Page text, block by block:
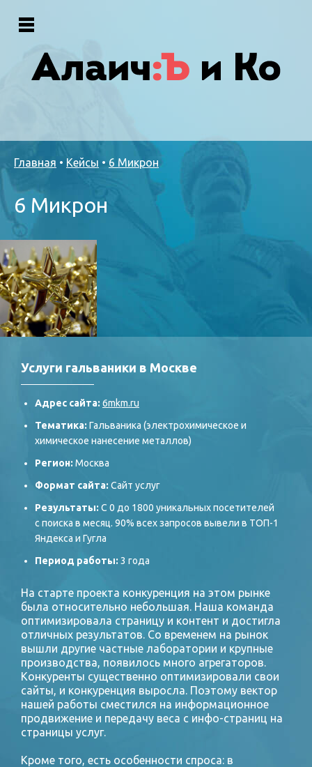
Главная • Кейсы • 6 Микрон
6 Микрон
Услуги гальваники в Москве
Адрес сайта: 6mkm.ru
Тематика: Гальваника (электрохимическое и
химическое нанесение металлов)
Регион: Москва
Формат сайта: Сайт услуг
Результаты: С 0 до 1800 уникальных посетителей
с поиска в месяц. 90% всех запросов вывели в ТОП-1
Яндекса и Гугла
Период работы: 3 года
На старте проекта конкуренция на этом рынке
была относительно небольшая. Наша команда
оптимизировала страницу и контент и достигла
отличных результатов. Со временем на рынок
вышли другие частные лаборатории и крупные
производства, появилось много агрегаторов.
Конкуренты существенно оптимизировали свои
сайты, и конкуренция выросла. Поэтому вектор
нашей работы сместился на информационное
продвижение и передачу веса с инфо-страниц на
страницы услуг.
Кроме того, есть особенности спроса: в